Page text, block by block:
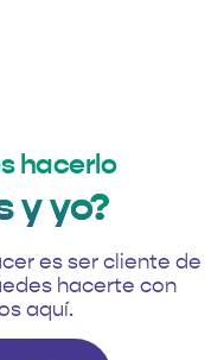
hacerlo
y yo?
es ser cliente de
hacerte con
aquí.